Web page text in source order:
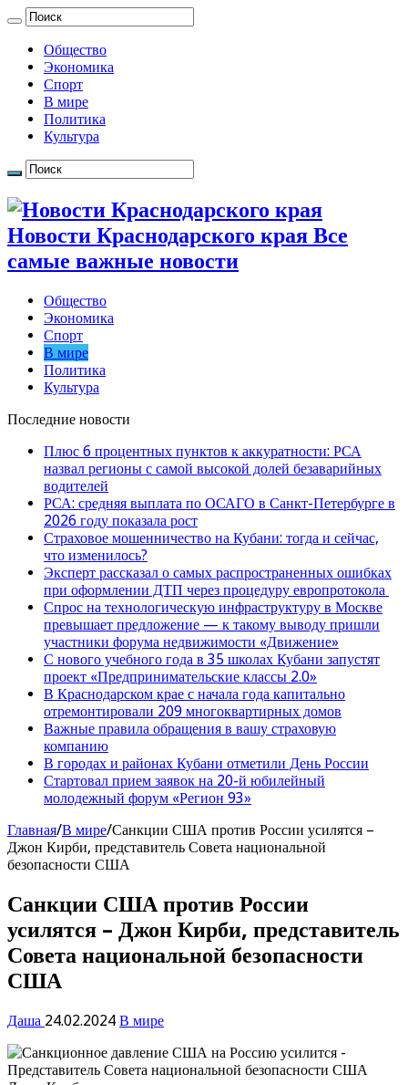
Общество
Экономика
Спорт
В мире
Политика
Культура
Новости Краснодарского края Все
самые важные новости
Общество
Экономика
Спорт
В мире
Политика
Культура
Последние новости
Плюс 6 процентных пунктов к аккуратности: РСА
назвал регионы с самой высокой долей безаварийных
водителей
РСА: средняя выплата по ОСАГО в Санкт-Петербурге в
2026 году показала рост
Страховое мошенничество на Кубани: тогда и сейчас,
что изменилось?
Эксперт рассказал о самых распространенных ошибках
при оформлении ДТП через процедуру европротокола
Спрос на технологическую инфраструктуру в Москве
превышает предложение — к такому выводу пришли
участники форума недвижимости «Движение»
С нового учебного года в 35 школах Кубани запустят
проект «Предпринимательские классы 2.0»
В Краснодарском крае с начала года капитально
отремонтировали 209 многоквартирных домов
Важные правила обращения в вашу страховую
компанию
В городах и районах Кубани отметили День России
Стартовал прием заявок на 20-й юбилейный
молодежный форум «Регион 93»
Главная/В мире/Санкции США против России усилятся –
Джон Кирби, представитель Совета национальной
безопасности США
Санкции США против России
усилятся – Джон Кирби, представитель
Совета национальной безопасности
США
Даша 24.02.2024 В мире